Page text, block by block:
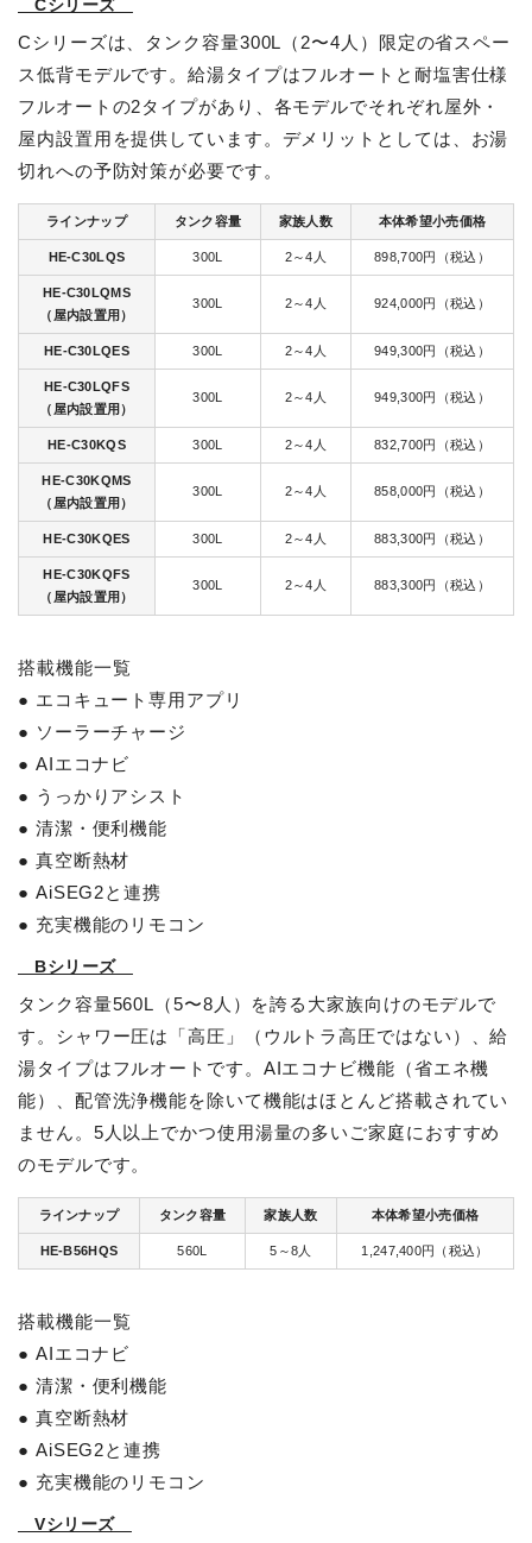
Cシリーズ
Cシリーズは、タンク容量300L（2〜4人）限定の省スペー
ス低背モデルです。給湯タイプはフルオートと耐塩害仕様
フルオートの2タイプがあり、各モデルでそれぞれ屋外・
屋内設置用を提供しています。デメリットとしては、お湯
切れへの予防対策が必要です。
ラインナップ タンク容量 家族人数 本体希望小売価格
HE-C30LQS 300L 2～4人 898,700円（税込）
HE-C30LQMS
（屋内設置用）
300L 2～4人 924,000円（税込）
HE-C30LQES 300L 2～4人 949,300円（税込）
HE-C30LQFS
（屋内設置用）
300L 2～4人 949,300円（税込）
HE-C30KQS 300L 2～4人 832,700円（税込）
HE-C30KQMS
（屋内設置用）
300L 2～4人 858,000円（税込）
HE-C30KQES 300L 2～4人 883,300円（税込）
HE-C30KQFS
（屋内設置用）
300L 2～4人 883,300円（税込）
搭載機能一覧
● エコキュート専用アプリ
● ソーラーチャージ
● AIエコナビ
● うっかりアシスト
● 清潔・便利機能
● 真空断熱材
● AiSEG2と連携
● 充実機能のリモコン
Bシリーズ
タンク容量560L（5〜8人）を誇る大家族向けのモデルで
す。シャワー圧は「高圧」（ウルトラ高圧ではない）、給
湯タイプはフルオートです。AIエコナビ機能（省エネ機
能）、配管洗浄機能を除いて機能はほとんど搭載されてい
ません。5人以上でかつ使用湯量の多いご家庭におすすめ
のモデルです。
ラインナップ タンク容量 家族人数 本体希望小売価格
HE-B56HQS 560L 5～8人 1,247,400円（税込）
搭載機能一覧
● AIエコナビ
● 清潔・便利機能
● 真空断熱材
● AiSEG2と連携
● 充実機能のリモコン
Vシリーズ